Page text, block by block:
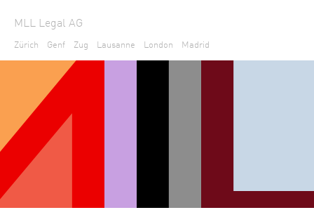
MLL Legal AG
Zürich Genf Zug Lausanne London Madrid